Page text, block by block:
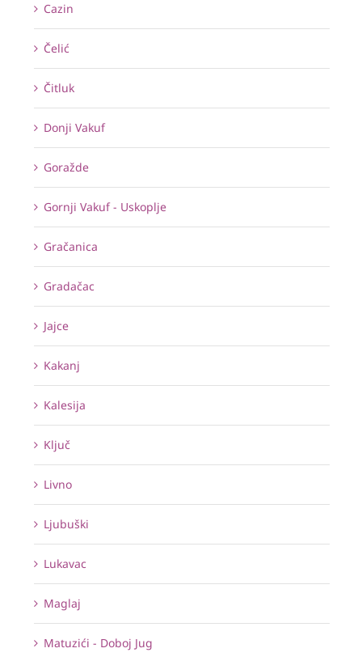
Cazin
Čelić
Čitluk
Donji Vakuf
Goražde
Gornji Vakuf - Uskoplje
Gračanica
Gradačac
Jajce
Kakanj
Kalesija
Ključ
Livno
Ljubuški
Lukavac
Maglaj
Matuzići - Doboj Jug